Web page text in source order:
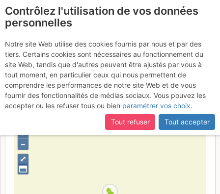
Roc des Bœufs - Dalle
Rousse : Lactate et
Dragibus
Samedi 27 mai 2017
Haute-Savoie
⤢
+
–
Contrôlez l'utilisation de vos données
personnelles
Notre site Web utilise des cookies fournis par nous et par des
tiers. Certains cookies sont nécessaires au fonctionnement du
site Web, tandis que d'autres peuvent être ajustés par vous à
tout moment, en particulier ceux qui nous permettent de
comprendre les performances de notre site Web et de vous
fournir des fonctionnalités de médias sociaux. Vous pouvez les
accepter ou les refuser tous ou bien paramétrer vos choix.
Tout refuser
Tout accepter